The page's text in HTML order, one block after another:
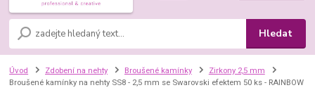
Hledat
Úvod Zdobení na nehty Broušené kamínky
Zirkony 2,5 mm
Broušené kamínky na nehty SS8 - 2,5 mm se Swarovski efektem 50 ks - RAINBOW